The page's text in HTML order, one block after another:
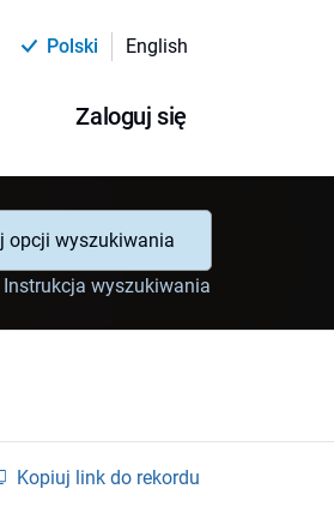
Polski English
Zaloguj się
opcji wyszukiwania
Instrukcja wyszukiwania
Kopiuj link do rekordu